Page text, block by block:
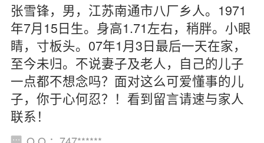
张雪锋，男，江苏南通市八厂乡人。1971
年7月15日生。身高1.71左右，稍胖。小眼
睛，寸板头。07年1月3日最后一天在家，
至今未归。不说妻子及老人，自己的儿子
一点都不想念吗？面对这么可爱懂事的儿
子，你于心何忍？！看到留言请速与家人
联系！